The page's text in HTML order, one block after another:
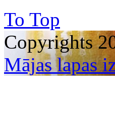
To Top
Copyrights
Mājas lapas